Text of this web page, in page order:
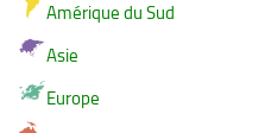
Amérique du Sud
Asie
Europe